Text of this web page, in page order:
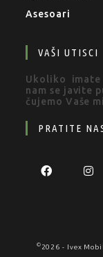
Asesoari
VAŠI UTISCI
Ukoliko imate
nam se javite
čujemo Vaše
PRATITE
© 2026 - Ivex